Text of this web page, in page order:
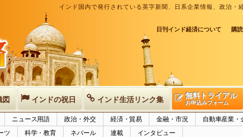
インド国内で発行されている英字新聞、日系企業情報、政治
日刊インド経済について 購
図 インドの祝日 インド生活リンク集 無料トライアル
お申込みフォーム
ニュース用語 政治・外交 経済・貿易 金融・市況
自動車産業・
ツ 科学・教育 ネパール 連載 インタビュー